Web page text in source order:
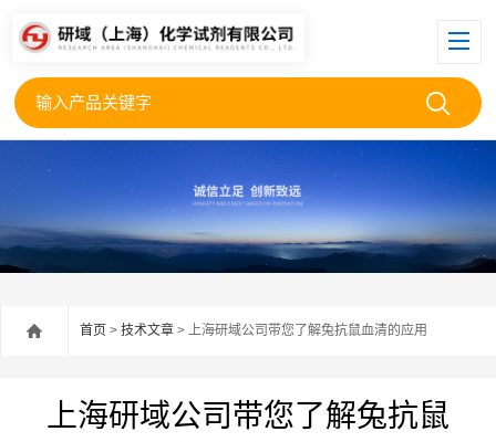
首页 > 技术文章 > 上海研域公司带您了解兔抗鼠血清的应用
上海研域公司带您了解兔抗鼠